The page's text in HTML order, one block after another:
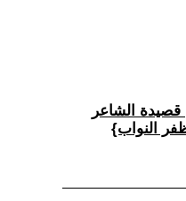
قصيدة الشاعر
النواب}